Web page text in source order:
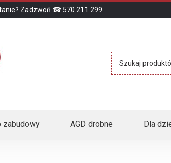
Zadzwoń ☎ 570 211 299
zabudowy AGD drobne Dla